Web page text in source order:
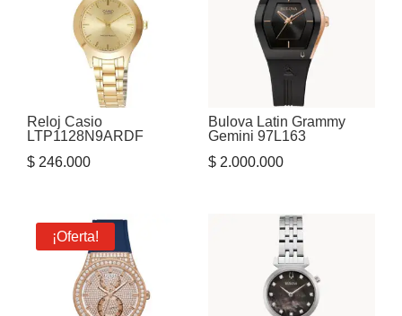
Reloj Casio
LTP1128N9ARDF
$ 246.000
Bulova Latin Grammy
Gemini 97L163
$2.000.000
¡Oferta!